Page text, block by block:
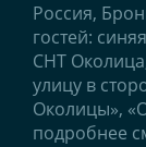
Россия,
гостей:
СНТ
улицу в
Околицы»,
подробнее